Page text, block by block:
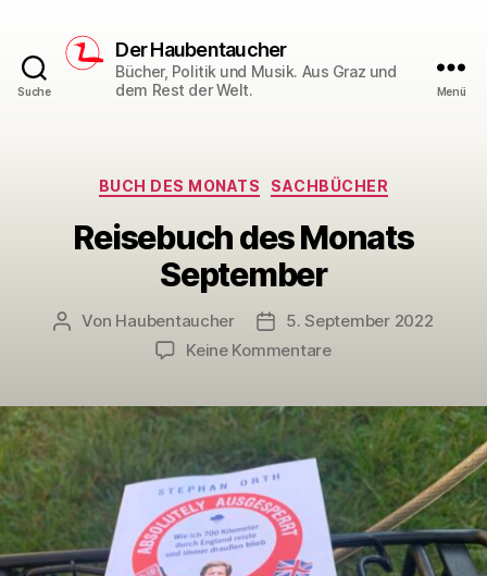
Suche
Der Haubentaucher
Bücher, Politik und Musik. Aus Graz und
dem Rest der Welt.
Menü
Kategorien
BUCH DES MONATS SACHBÜCHER
Reisebuch des Monats
September
Beitragsautor
Von Haubentaucher Veröffentlichungsdatum
5. September 2022
Keine Kommentarezu
Monats
September